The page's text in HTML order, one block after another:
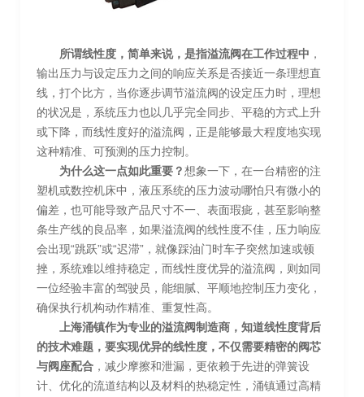
所谓线性度，简单来说，是指溢流阀在工作过程中 ，
输出压力与设定压力之间的响应关系是否接近一条理想直
线，打个比方，当你逐步调节溢流阀的设定压力时，理想
的状况是，系统压力也以几乎完全同步、平稳的方式上升
或下降，而线性度好的溢流阀，正是能够最大程度地实现
这种精准、可预测的压力控制。
为什么这一点如此重要？想象一下，在一台精密的注
塑机或数控机床中，液压系统的压力波动哪怕只有微小的
偏差，也可能导致产品尺寸不一、表面瑕疵，甚至影响整
条生产线的良品率，如果溢流阀的线性度不佳，压力响应
会出现“跳跃”或“迟滞”，就像踩油门时车子突然加速或顿
挫，系统难以维持稳定，而线性度优异的溢流阀，则如同
一位经验丰富的驾驶员，能细腻、平顺地控制压力变化，
确保执行机构动作精准、重复性高。
上海涌镇作为专业的溢流阀制造商，知道线性度背后
的技术难题，要实现优异的线性度，不仅需要精密的阀芯
与阀座配合 ，减少摩擦和泄漏，更依赖于先进的弹簧设
计、优化的流道结构以及材料的热稳定性，涌镇通过高精